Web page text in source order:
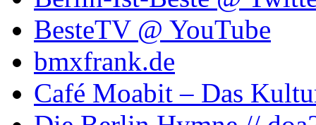
BesteTV @ YouTube
bmxfrank.de
Café Moabit – Das